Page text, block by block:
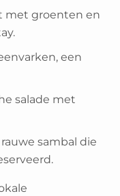
met groenten en
een
salade met
sambal die